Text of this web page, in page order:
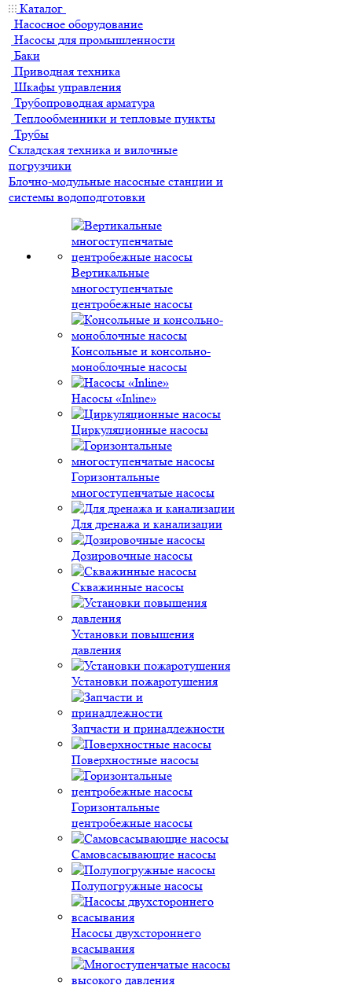
Каталог
Насосное оборудование
Насосы для промышленности
Баки
Приводная техника
Шкафы управления
Трубопроводная арматура
Теплообменники и тепловые пункты
Трубы
Складская техника и вилочные
погрузчики
Блочно-модульные насосные станции и
системы водоподготовки
Вертикальные
многоступенчатые
центробежные насосы
Консольные и консольно-
моноблочные насосы
Насосы «Inline»
Циркуляционные насосы
Горизонтальные
многоступенчатые насосы
Для дренажа и канализации
Дозировочные насосы
Скважинные насосы
Установки повышения
давления
Установки пожаротушения
Запчасти и принадлежности
Поверхностные насосы
Горизонтальные
центробежные насосы
Самовсасывающие насосы
Полупогружные насосы
Насосы двухстороннего
всасывания